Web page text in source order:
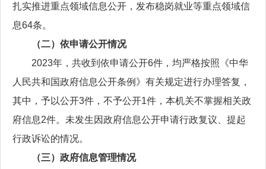
扎实推进重点领域信息公开，发布稳岗就业等重点领域信
息64条。
（二）依申请公开情况
2023年，共收到依申请公开6件，均严格按照《中华
人民共和国政府信息公开条例》有关规定进行办理答复，
其中，予以公开3件，不予公开1件，本机关不掌握相关政
府信息2件。未发生因政府信息公开申请行政复议、提起
行政诉讼的情况。
（三）政府信息管理情况